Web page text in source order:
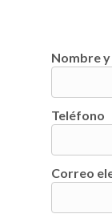
Nombre
Teléfono
Correo